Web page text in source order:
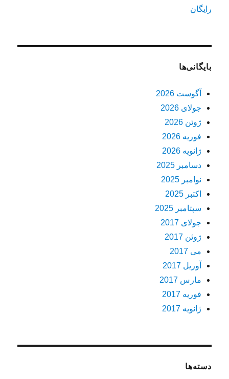
رایگان
بایگانی‌ها
آگوست 2026
جولای 2026
ژوئن 2026
فوریه 2026
ژانویه 2026
دسامبر 2025
نوامبر 2025
اکتبر 2025
سپتامبر 2025
جولای 2017
ژوئن 2017
می 2017
آوریل 2017
مارس 2017
فوریه 2017
ژانویه 2017
دسته‌ها